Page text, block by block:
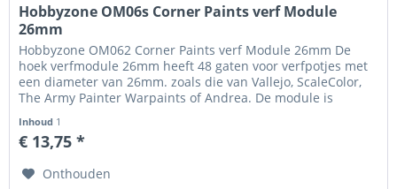
Hobbyzone OM06s Corner Paints verf Module
26mm
Hobbyzone OM062 Corner Paints verf Module 26mm De
hoek verfmodule 26mm heeft 48 gaten voor verfpotjes met
een diameter van 26mm. zoals die van Vallejo, ScaleColor,
The Army Painter Warpaints of Andrea. De module is
Inhoud 1
€ 13,75 *
Onthouden